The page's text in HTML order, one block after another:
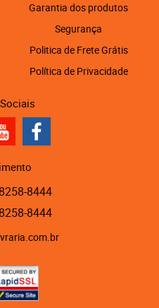
Garantia dos produtos
Segurança
Politica de Frete Grátis
Política de Privacidade
8444
8444